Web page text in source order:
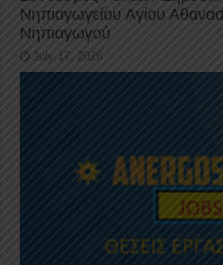
Νηπιαγωγείου Αγίου
Νηπιαγωγού
July 17, 2026